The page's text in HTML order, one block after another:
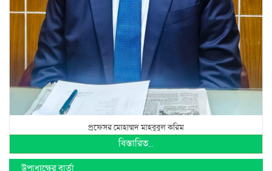
প্রফেসর মোহাম্মদ মাহবুবুল করিম
বিস্তারিত...